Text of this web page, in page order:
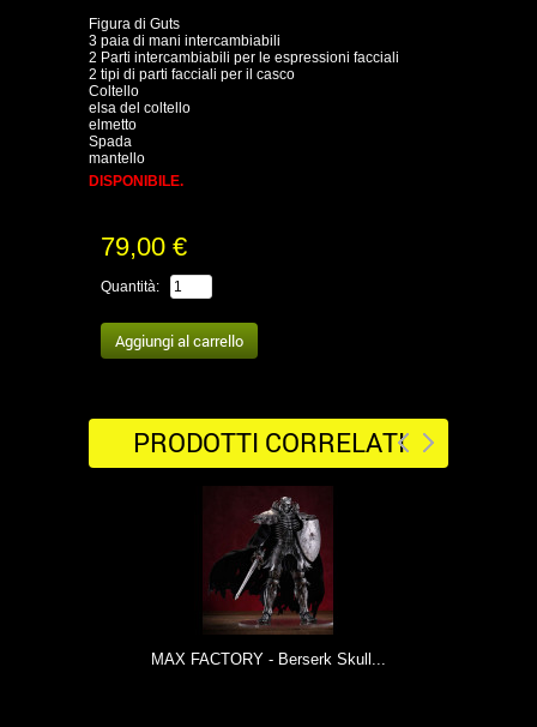
Figura di Guts
3 paia di mani intercambiabili
2 Parti intercambiabili per le espressioni facciali
2 tipi di parti facciali per il casco
Coltello
elsa del coltello
elmetto
Spada
mantello
DISPONIBILE.
79,00 €
Quantità:
PRODOTTI CORRELATI
MAX FACTORY - Berserk Skull...